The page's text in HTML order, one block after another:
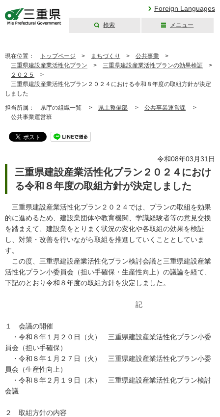
Foreign Languages
検索 メニュー
現在位置： トップページ > まちづくり > 公共事業 >
三重県建設産業活性化プラン > 三重県建設産業活性プランの効果検証 >
２０２５
>
三重県建設産業活性化プラン２０２４における令和８年度の取組方針が決定
しました
担当所属： 県庁の組織一覧 > 県土整備部 > 公共事業運営課 >
公共事業運営班
令和08年03月31日
三重県建設産業活性化プラン２０２４におけ
る令和８年度の取組方針が決定しました
三重県建設産業活性化プラン２０２４では、プランの取組を効果
的に進めるため、建設業団体や教育機関、学識経験者等の意見交換
を踏まえて、建設業をとりまく状況の変化や各取組の効果を検証
し、対策・改善を行いながら取組を推進していくこととしていま
す。
この度、三重県建設産業活性化プラン検討会議と三重県建設産業
活性化プラン小委員会（担い手確保・生産性向上）の議論を経て、
下記のとおり令和８年度の取組方針を決定しました。
記
１ 会議の開催
・令和８年１月２０日（火） 三重県建設産業活性化プラン小委
員会（担い手確保）
・令和８年１月２７日（火） 三重県建設産業活性化プラン小委
員会（生産性向上）
・令和８年２月１９日（木） 三重県建設産業活性化プラン検討
会議
２ 取組方針の内容